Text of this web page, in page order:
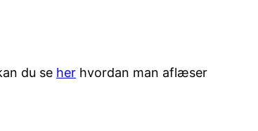
du se her hvordan man aflæser